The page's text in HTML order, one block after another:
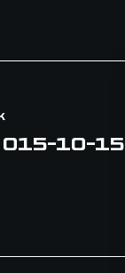
015-10-15